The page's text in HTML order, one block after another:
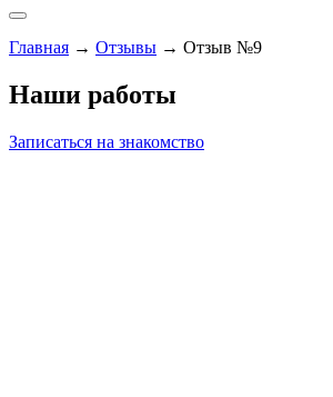
Главная → Отзывы → Отзыв №9
Наши работы
Записаться на знакомство